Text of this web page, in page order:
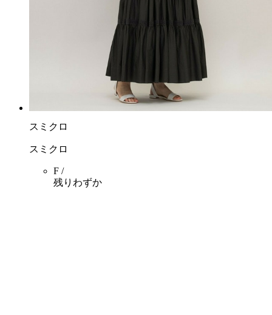
スミクロ
スミクロ
F /
残りわずか